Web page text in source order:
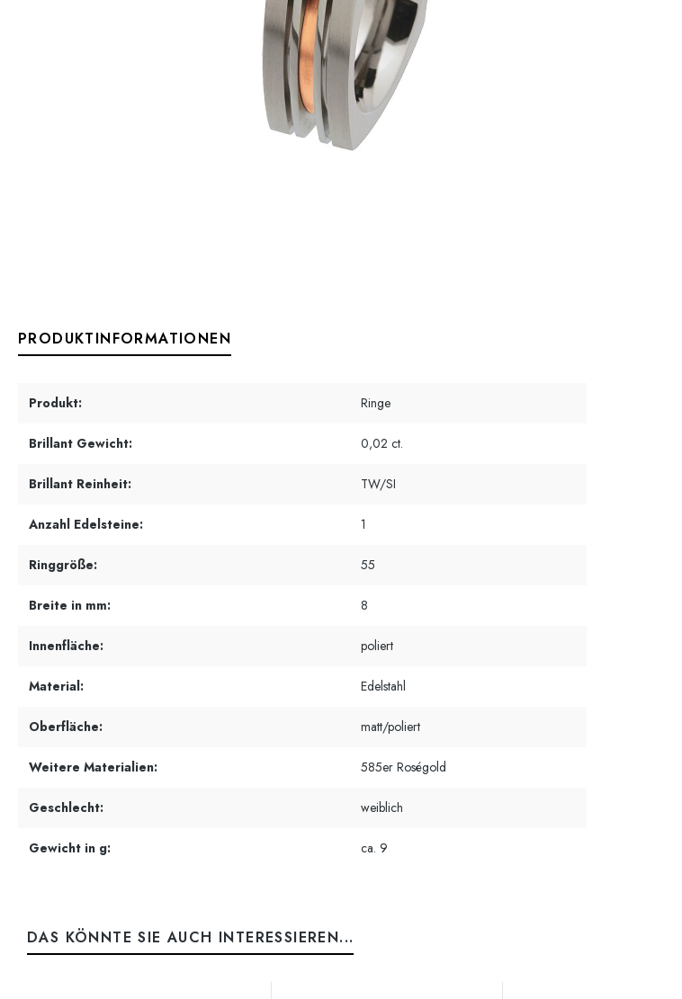
PRODUKTINFORMATIONEN
Produkt: Ringe
Brillant Gewicht: 0,02 ct.
Brillant Reinheit: TW/SI
Anzahl Edelsteine: 1
Ringgröße: 55
Breite in mm: 8
Innenfläche: poliert
Material: Edelstahl
Oberfläche: matt/poliert
Weitere Materialien: 585er Roségold
Geschlecht: weiblich
Gewicht in g: ca. 9
DAS KÖNNTE SIE AUCH INTERESSIEREN...